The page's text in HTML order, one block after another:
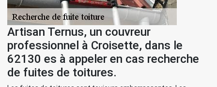
Artisan Ternus, un couvreur
professionnel à Croisette, dans le
62130 es à appeler en cas recherche
de fuites de toitures.